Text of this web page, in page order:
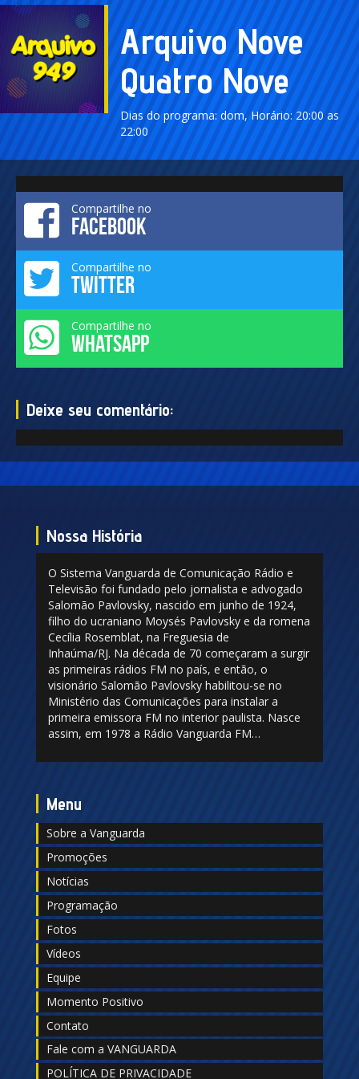
Arquivo Nove
Quatro Nove
Dias do programa: dom, Horário: 20:00 as
22:00
Compartilhe no
FACEBOOK
Compartilhe no
TWITTER
Compartilhe no
WHATSAPP
Deixe seu comentário:
Nossa História
O Sistema Vanguarda de Comunicação Rádio e
Televisão foi fundado pelo jornalista e advogado
Salomão Pavlovsky, nascido em junho de 1924,
filho do ucraniano Moysés Pavlovsky e da romena
Cecília Rosemblat, na Freguesia de
Inhaúma/RJ. Na década de 70 começaram a surgir
as primeiras rádios FM no país, e então, o
visionário Salomão Pavlovsky habilitou-se no
Ministério das Comunicações para instalar a
primeira emissora FM no interior paulista. Nasce
assim, em 1978 a Rádio Vanguarda FM…
Menu
Sobre a Vanguarda
Promoções
Notícias
Programação
Fotos
Vídeos
Equipe
Momento Positivo
Contato
Fale com a VANGUARDA
POLÍTICA DE PRIVACIDADE